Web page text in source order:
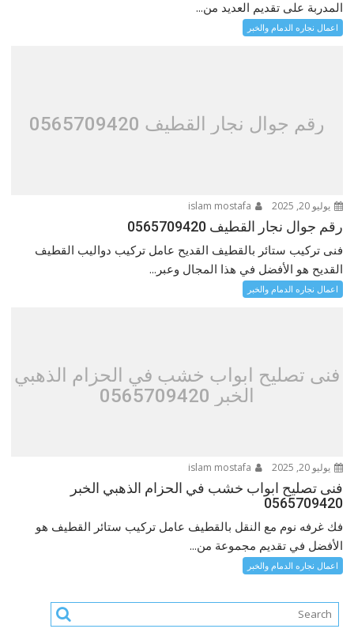
المدربة على تقديم العديد من...
اعمال نجاره الدمام والخبر
رقم جوال نجار القطيف 0565709420
يوليو 20, 2025
رقم جوال نجار القطيف 0565709420
فنى تركيب ستائر بالقطيف القديح عامل تركيب دواليب القطيف
القديح هو الأفضل في هذا المجال وعبر...
اعمال نجاره الدمام والخبر
فنى تصليح ابواب خشب في الحزام الذهبي
الخبر 0565709420
يوليو 20, 2025
فنى تصليح ابواب خشب في الحزام الذهبي الخبر
0565709420
فك غرفه نوم مع النقل بالقطيف عامل تركيب ستائر القطيف هو
الأفضل في تقديم مجموعة من...
اعمال نجاره الدمام والخبر